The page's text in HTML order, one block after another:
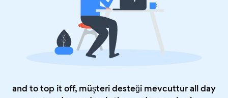
and to top it off, müşteri desteği mevcuttur all day